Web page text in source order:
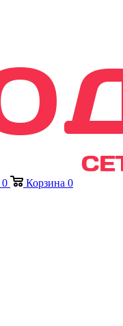
0 Корзина 0